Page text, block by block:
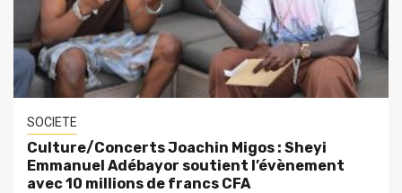
SOCIETE
Culture/Concerts Joachin Migos : Sheyi
Emmanuel Adébayor soutient l’évènement
avec 10 millions de francs CFA